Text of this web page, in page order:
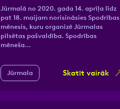
Jūrmalā no 2020. gada 14. aprīļa līdz
pat 18. maijam norisināsies Spodrības
mēnesis, kuru organizē Jūrmalas
pilsētas pašvaldība. Spodrības
mēneša…
Jūrmala Skatīt vairāk